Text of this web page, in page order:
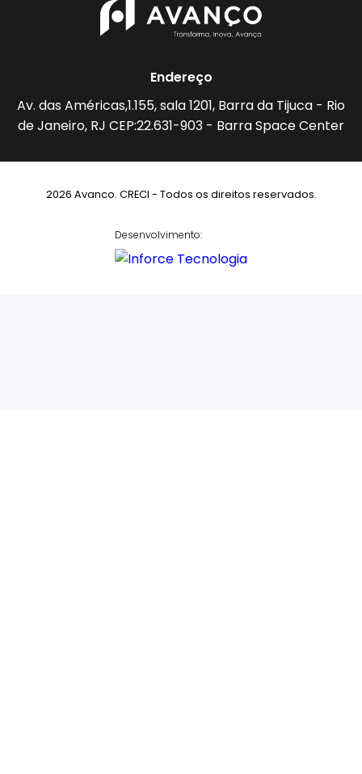
Endereço
Av. das Américas,1.155, sala 1201, Barra da Tijuca - Rio
de Janeiro, RJ CEP:22.631-903 - Barra Space Center
2026 Avanco. CRECI - Todos os direitos reservados.
Desenvolvimento: